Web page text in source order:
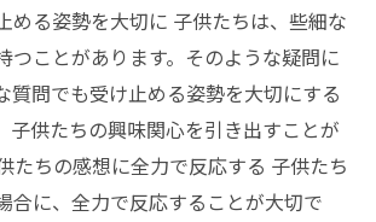
める姿勢を大切に 子供たちは、些細な
つことがあります。そのような疑問に
質問でも受け止める姿勢を大切にする
子供たちの興味関心を引き出すことが
たちの感想に全力で反応する 子供たち
合に、全力で反応することが大切で